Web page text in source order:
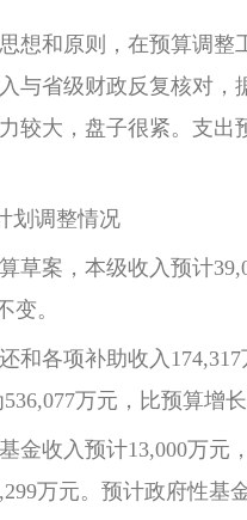
和原则，在预算调整
与省级财政反复核对
较大，盘子很紧。支
调整情况
案，本级收入预计
变。
各项补助收入174,317
万元，比预算增
收入预计13,000万元，
万元。预计政府性基